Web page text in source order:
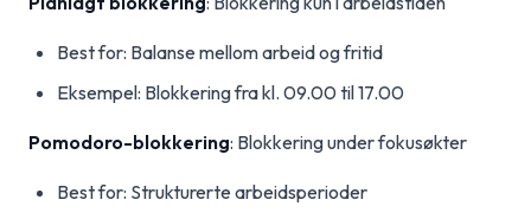
Best for: Balanse mellom arbeid og fritid
Eksempel: Blokkering fra kl. 09.00 til 17.00
Pomodoro-blokkering: Blokkering under fokusøkter
Best for: Strukturerte arbeidsperioder